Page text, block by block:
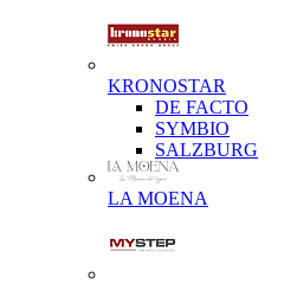
KRONOSTAR
DE FACTO
SYMBIO
SALZBURG
LA MOENA